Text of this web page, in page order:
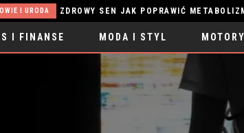
ZDROWY SEN JAK POPRAWIĆ METABOLIZM: KLUCZ DO ENERGII
I FINANSE MODA I STYL